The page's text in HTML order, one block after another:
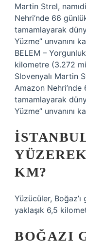
Martin Strel,
Nehri’nde 66
tamamlayarak
Yüzme” unvanını
BELEM –
kilometre (3.272
Slovenyalı Martin
Amazon
tamamlayarak
Yüzme” unvanını
KM?
Yüzücüler,
yaklaşık 6,5
BOĞAZI